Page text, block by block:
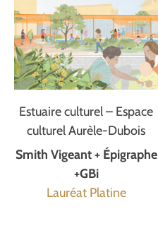
Estuaire culturel – Espace
culturel Aurèle-Dubois
Smith Vigeant + Épigraphe
+GBi
Lauréat Platine